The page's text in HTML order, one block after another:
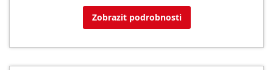
Zobrazit podrobnosti